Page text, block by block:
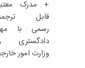
+ مدرک
قابل
رسمی با
دادگستری
وزارت امور